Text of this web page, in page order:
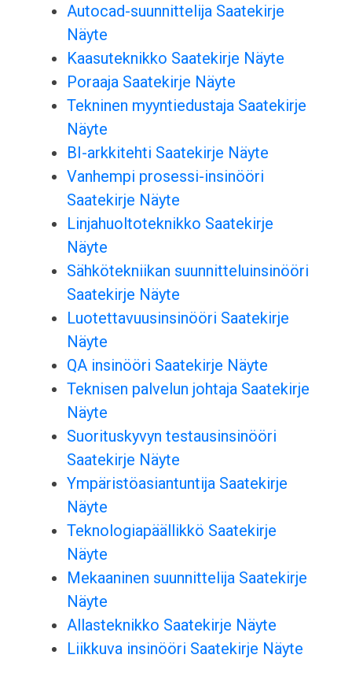
Autocad-suunnittelija Saatekirje
Näyte
Kaasuteknikko Saatekirje Näyte
Poraaja Saatekirje Näyte
Tekninen myyntiedustaja Saatekirje
Näyte
BI-arkkitehti Saatekirje Näyte
Vanhempi prosessi-insinööri
Saatekirje Näyte
Linjahuoltoteknikko Saatekirje
Näyte
Sähkötekniikan suunnitteluinsinööri
Saatekirje Näyte
Luotettavuusinsinööri Saatekirje
Näyte
QA insinööri Saatekirje Näyte
Teknisen palvelun johtaja Saatekirje
Näyte
Suorituskyvyn testausinsinööri
Saatekirje Näyte
Ympäristöasiantuntija Saatekirje
Näyte
Teknologiapäällikkö Saatekirje
Näyte
Mekaaninen suunnittelija Saatekirje
Näyte
Allasteknikko Saatekirje Näyte
Liikkuva insinööri Saatekirje Näyte